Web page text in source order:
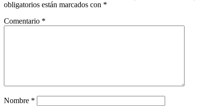
obligatorios están marcados con *
Comentario *
Nombre *